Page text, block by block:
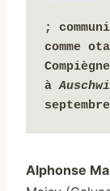
;
comme
à
Alphonse